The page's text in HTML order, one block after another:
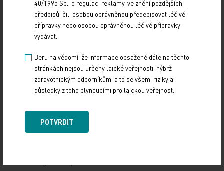
Kardiologie je nyní opravdu na rozcestí, je v
před dvaceti lety. Myslím, že v udržení určité
celistvosti jste v Evropě mnohem úspěšnější než
my v USA – a pro českou kardiologii to platí
srdeční selhání nebo společnost zabývající se
poruchami rytmu, zastřešující struktury ale
40/1995 Sb., o regulaci reklamy, ve znění pozdějších
předpisů, čili osobou oprávněnou předepisovat léčivé
přípravky nebo osobou oprávněnou léčivé přípravky
vydávat.
Beru na vědomí, že informace obsažené dále na těchto
stránkách nejsou určeny laické veřejnosti, nýbrž
zdravotnickým odborníkům, a to se všemi riziky a
důsledky z toho plynoucími pro laickou veřejnost.
POTVRDIT